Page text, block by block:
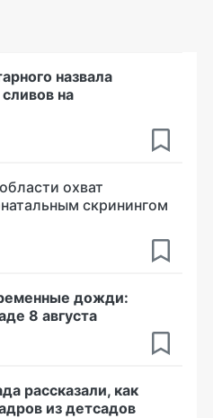
назвала
на
охват
скринингом
дожди:
8 августа
рассказали, как
из детсадов